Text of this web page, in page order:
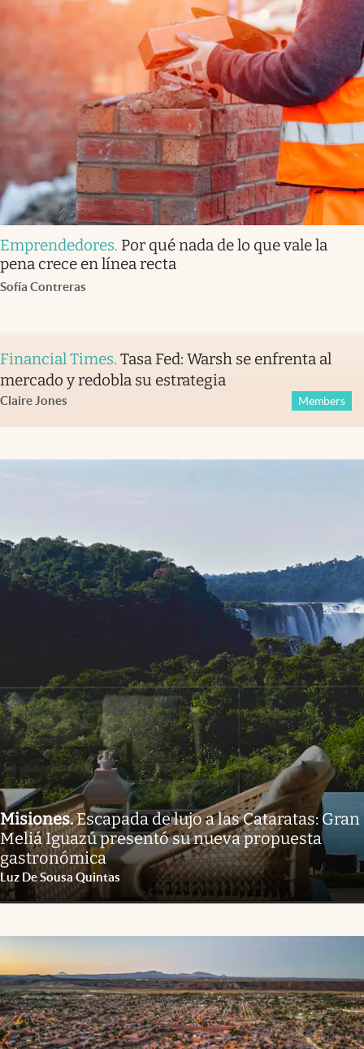
Emprendedores. Por qué nada de lo que vale la
pena crece en línea recta
Sofía Contreras
Financial Times. Tasa Fed: Warsh se enfrenta al
mercado y redobla su estrategia
Claire Jones Members
Misiones.Escapada de lujo a las Cataratas: Gran
Meliá Iguazú presentó su nueva propuesta
gastronómica
Luz De Sousa Quintas